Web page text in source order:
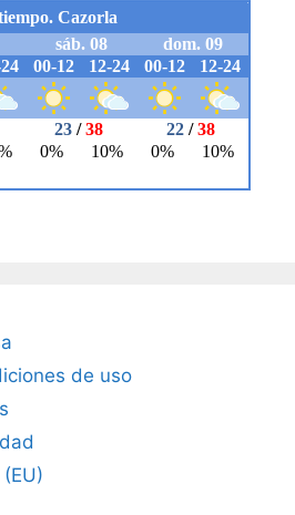
de uso